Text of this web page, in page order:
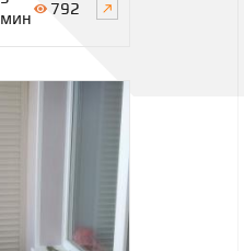
мин
792